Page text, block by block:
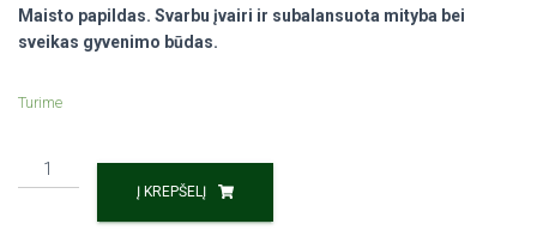
Maisto papildas. Svarbu įvairi ir subalansuota mityba bei
sveikas gyvenimo būdas.
Turime
Į KREPŠELĮ